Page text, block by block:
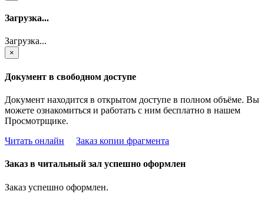
Загрузка...
Загрузка...
×
Документ в свободном доступе
Документ находится в открытом доступе в полном объёме. Вы
можете ознакомиться и работать с ним бесплатно в нашем
Просмотрщике.
Читать онлайн
Заказ копии фрагмента
Заказ в читальный зал успешно оформлен
Заказ успешно оформлен.